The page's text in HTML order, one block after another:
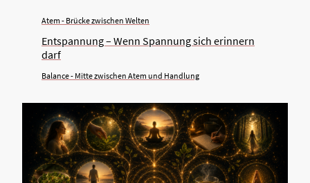
Atem - Brücke zwischen Welten
Entspannung – Wenn Spannung sich erinnern
darf
Balance - Mitte zwischen Atem und Handlung